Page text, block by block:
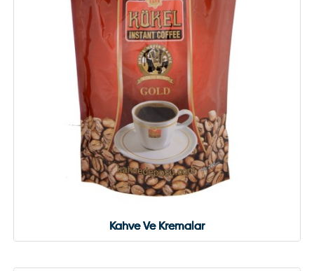
Kahve Ve Kremalar